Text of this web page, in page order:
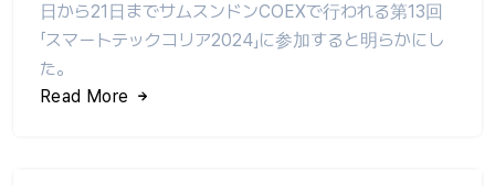
日から21日までサムスンドンCOEXで行われる第13回
「スマートテックコリア2024」に参加すると明らかにし
た。
Read More